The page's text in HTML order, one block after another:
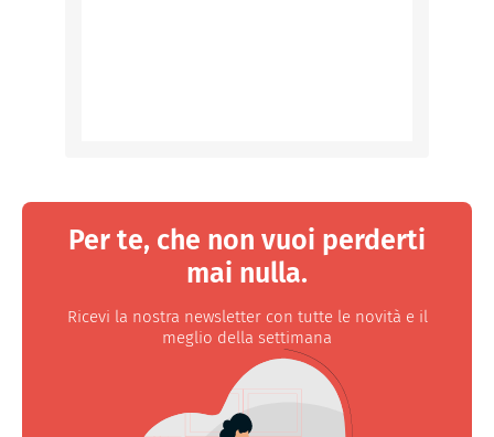
Per te, che non vuoi perderti
mai nulla.
Ricevi la nostra newsletter con tutte le novità e il
meglio della settimana